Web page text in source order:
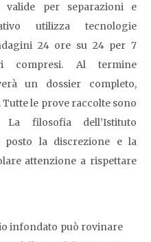
valide per separazioni e
utilizza tecnologie
24 ore su 24 per 7
compresi. Al termine
un dossier completo,
le prove raccolte sono
filosofia dell’Istituto
la discrezione e la
attenzione a rispettare
infondato può rovinare